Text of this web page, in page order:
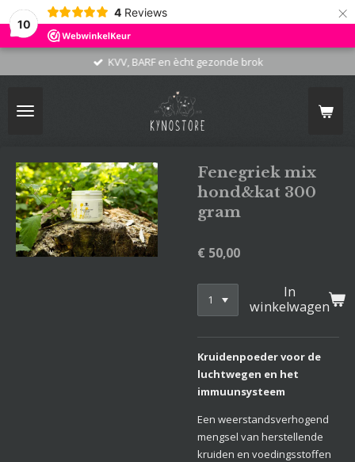
10
4 Reviews ×
KVV, BARF en ècht gezonde brok
Fenegriek mix
hond&kat 300
gram
€ 50,00
In
winkelwagen
Kruidenpoeder voor de
luchtwegen en het
immuunsysteem
Een weerstandsverhogend
mengsel van herstellende
kruiden en voedingsstoffen